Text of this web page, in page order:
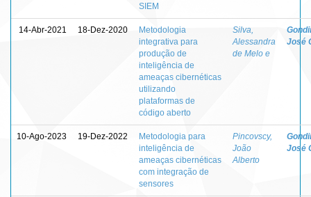
SIEM
14-Abr-2021 18-Dez-2020
Metodologia
integrativa para
produção de
inteligência de
ameaças cibernéticas
utilizando
plataformas de
código aberto
Silva,
Alessandra
de Melo e
José
10-Ago-2023 19-Dez-2022
Metodologia para
inteligência de
ameaças cibernéticas
com integração de
sensores
Pincovscy,
João
Alberto
José